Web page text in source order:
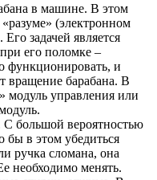
в машине. В этом
(электронном
задачей является
его поломке –
функционировать, и
вращение барабана. В
модуль управления или
С большой вероятностью
бы в этом убедиться
ручка сломана, она
необходимо менять.